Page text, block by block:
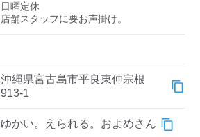
検索する
日曜定休
店舗スタッフに要お声掛け。
沖縄県宮古島市平良東仲宗根
913-1
ゆかい。えられる。およめさん